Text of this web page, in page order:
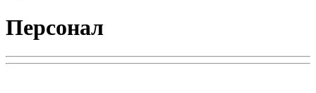
Персонал